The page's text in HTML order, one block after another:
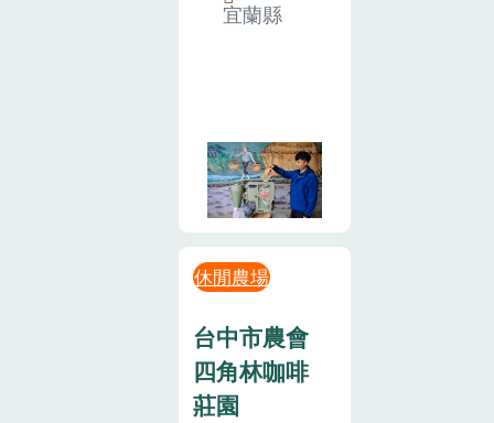
宜蘭縣
休閒農場
台中市農會
四角林咖啡
莊園